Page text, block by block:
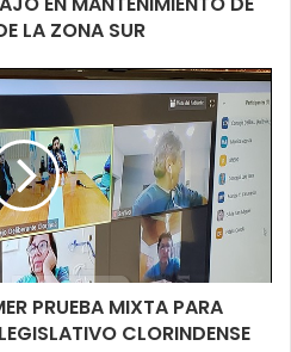
LA ZONA SUR
PRUEBA MIXTA PARA
CLORINDENSE